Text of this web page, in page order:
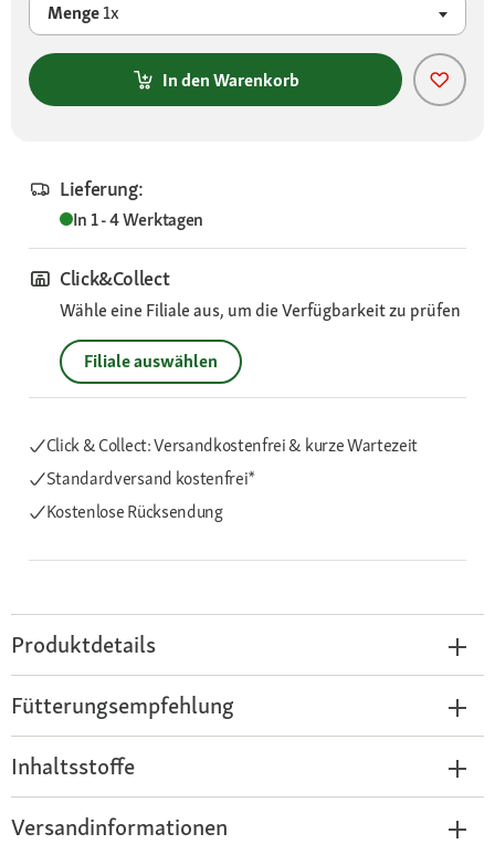
Menge1x
In den Warenkorb
Lieferung:
In 1 - 4 Werktagen
Click&Collect
Wähle eine Filiale aus, um die Verfügbarkeit zu prüfen
Filiale auswählen
Click & Collect: Versandkostenfrei & kurze Wartezeit
Standardversand kostenfrei*
Kostenlose Rücksendung
Produktdetails
Fütterungsempfehlung
Inhaltsstoffe
Versandinformationen